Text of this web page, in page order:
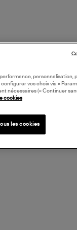
personnalisation,
vos choix via «
nécessaires (« Continuer
cookies
les cookies